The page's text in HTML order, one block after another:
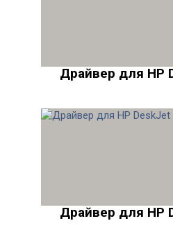
Драйвер для HP
Драйвер для HP